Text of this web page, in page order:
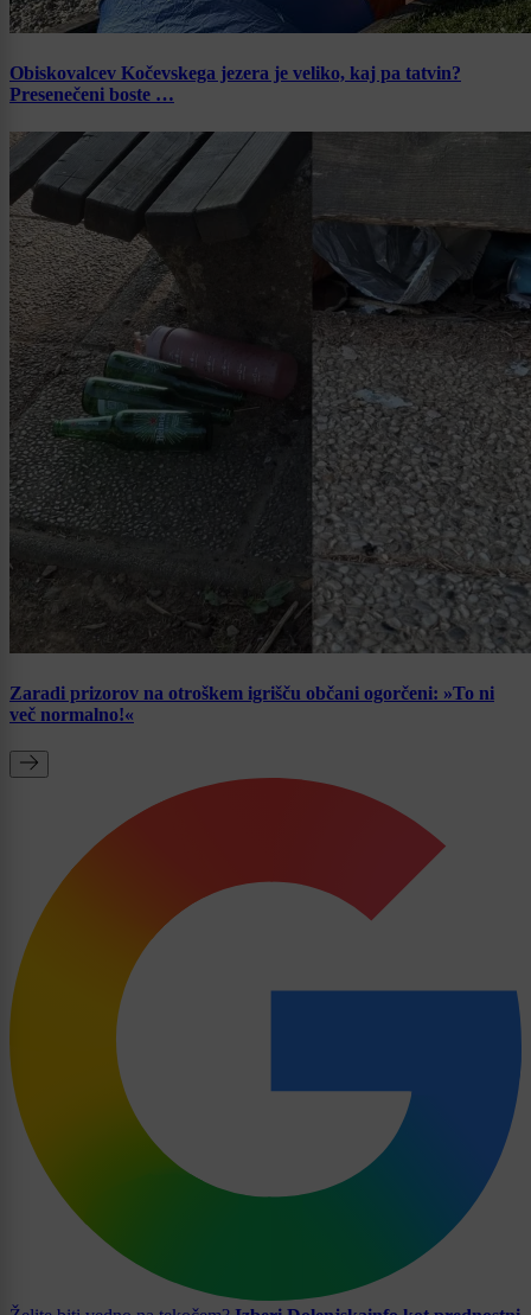
Obiskovalcev Kočevskega jezera je veliko, kaj pa tatvin?
Presenečeni boste …
Zaradi prizorov na otroškem igrišču občani ogorčeni: »To ni
več normalno!«